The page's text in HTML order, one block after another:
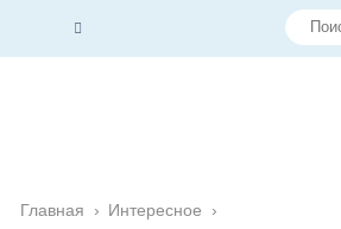
Главная › Интересное ›